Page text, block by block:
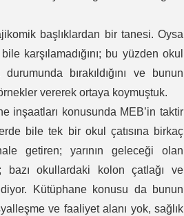
başlıklardan bir tanesi. Oysa
karşılamadığını; bu yüzden okul
bırakıldığını ve bunun
vererek ortaya koymuştuk.
inşaatları konusunda MEB’in taktir
bile tek bir okul çatısına birkaç
getiren; yarının geleceği olan
bazı okullardaki kolon çatlağı ve
diyor. Kütüphane konusu da bunun
ve faaliyet alanı yok, sağlık